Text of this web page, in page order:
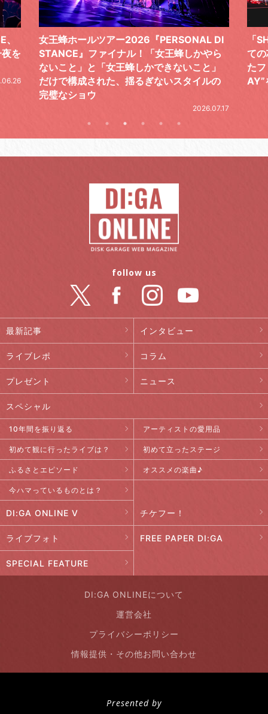
DI
ら
の
「SHISHAMOでした!!!」ロックバンドとし
ての芯を貫き通し、笑顔と感謝で泳ぎ切っ
たファイナルライブ、DAY2“GOODBYE D
AY”をレポート
気
レ
最新記事 インタビュー
ライブレポ コラム
プレゼント ニュース
スペシャル
10年間を振り返る アーティストの愛用品
初めて観に行ったライブは？ 初めて立ったステージ
ふるさとエピソード オススメの楽曲♪
今ハマっているものとは？
DI:GA ONLINE V チケフー！
ライブフォト FREE PAPER DI:GA
SPECIAL FEATURE
follow us
DI:GA ONLINEについて
運営会社
プライバシーポリシー
情報提供・その他お問い合わせ
Presented by